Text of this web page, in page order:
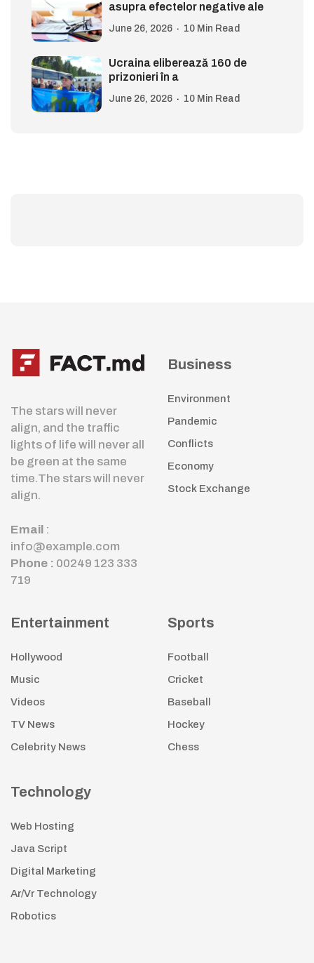
asupra efectelor negative ale
June 26, 2026 10 Min Read
Ucraina eliberează 160 de
prizonieri în a
June 26, 2026 10 Min Read
The stars will never
align, and the traffic
lights of life will never all
be green at the same
time.The stars will never
align.
Email :
info@example.com
Phone : 00249 123 333
719
Business
Environment
Pandemic
Conflicts
Economy
Stock Exchange
Entertainment
Hollywood
Music
Videos
TV News
Celebrity News
Sports
Football
Cricket
Baseball
Hockey
Chess
Technology
Web Hosting
Java Script
Digital Marketing
Ar/Vr Technology
Robotics